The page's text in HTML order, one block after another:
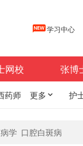
学习中心
网校 张博
药师 更多  护
学 口腔白斑病